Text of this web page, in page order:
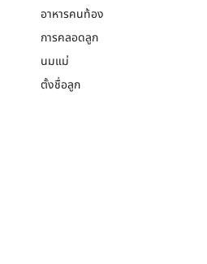
อาหารคนท้อง
การคลอดลูก
นมแม่
ตั้งชื่อลูก